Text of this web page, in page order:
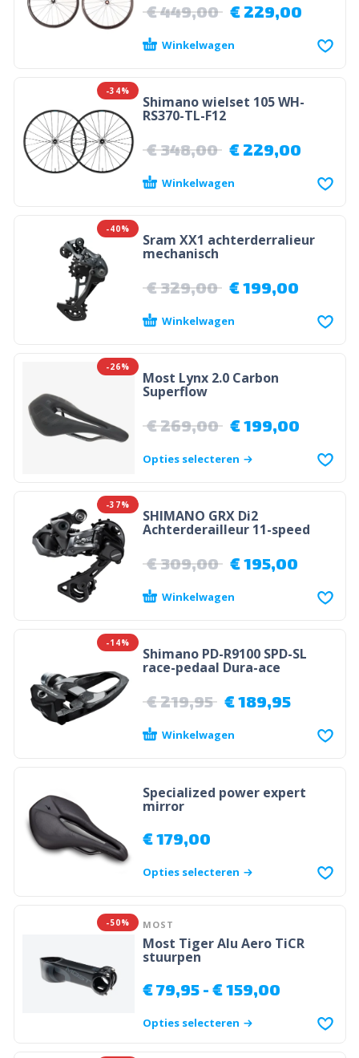
€449,00 €229,00
Winkelwagen
-34%
Shimano wielset 105 WH-
RS370-TL-F12
€348,00 €229,00
Winkelwagen
-40%
Sram XX1 achterderralieur
mechanisch
€329,00 €199,00
Winkelwagen
-26%
Most Lynx 2.0 Carbon
Superflow
€269,00 €199,00
Opties selecteren
-37%
SHIMANO GRX Di2
Achterderailleur 11-speed
€309,00 €195,00
Winkelwagen
-14%
Shimano PD-R9100 SPD-SL
race-pedaal Dura-ace
€219,95 €189,95
Winkelwagen
Specialized power expert
mirror
€179,00
Opties selecteren
-50% MOST
Most Tiger Alu Aero TiCR
stuurpen
€79,95 - €159,00
Opties selecteren